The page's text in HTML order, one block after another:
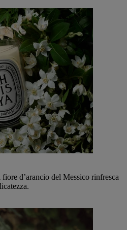
d’arancio del Messico rinfresca